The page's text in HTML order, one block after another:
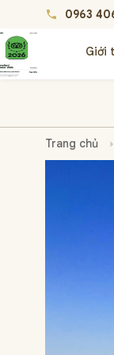
phone 0963
Giới
Trang chủ